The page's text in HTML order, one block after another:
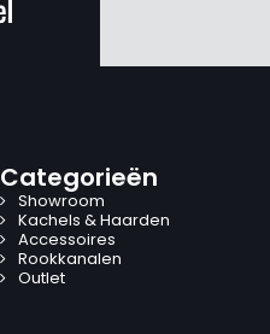
Categorieën
Showroom
Kachels & Haarden
Accessoires
Rookkanalen
Outlet